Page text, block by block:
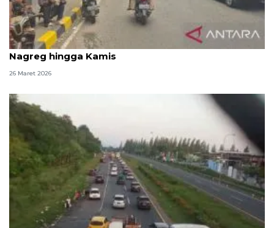
Dishub: Kendaraan arus balik masih padati jalur di
Nagreg hingga Kamis
26 Maret 2026